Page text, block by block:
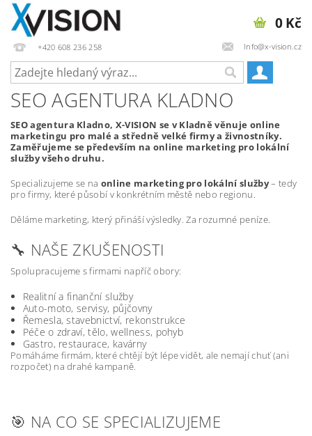
+420 608 236 258 Info@x-vision.cz
0 Kč
SEO AGENTURA KLADNO
SEO agentura Kladno, X-VISION se v Kladně věnuje online
marketingu pro malé a středně velké firmy a živnostníky.
Zaměřujeme se především na online marketing pro lokální
služby všeho druhu.
Specializujeme se na online marketing pro lokální služby– tedy
pro firmy, které působí v konkrétním městě nebo regionu.
Děláme marketing, který přináší výsledky. Za rozumné peníze.
🔧 NAŠE ZKUŠENOSTI
Spolupracujeme s firmami napříč obory:
Realitní a finanční služby
Auto-moto, servisy, půjčovny
Řemesla, stavebnictví, rekonstrukce
Péče o zdraví, tělo, wellness, pohyb
Gastro, restaurace, kavárny
Pomáháme firmám, které chtějí být lépe vidět, ale nemají chuť (ani
rozpočet) na drahé kampaně.
🎯 NA CO SE SPECIALIZUJEME